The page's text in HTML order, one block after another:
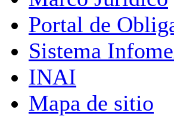
Portal de
Sistema
INAI
Mapa de sitio